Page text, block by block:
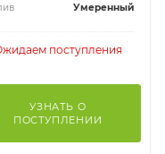
Умеренный
поступления
УЗНАТЬ О
ПОСТУПЛЕНИИ